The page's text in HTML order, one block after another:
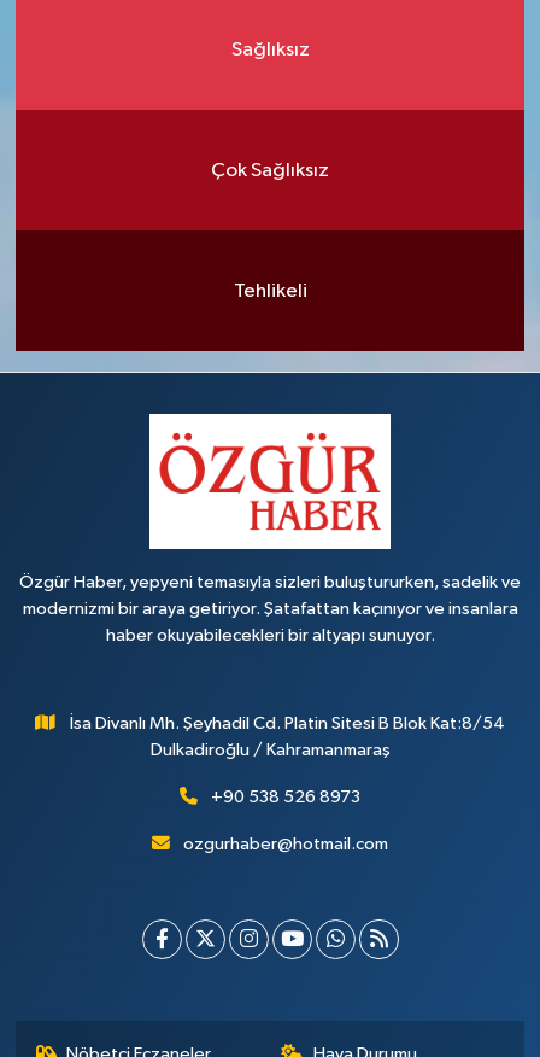
Sağlıksız
Çok Sağlıksız
Tehlikeli
Özgür Haber, yepyeni temasıyla sizleri buluştururken, sadelik ve
modernizmi bir araya getiriyor. Şatafattan kaçınıyor ve insanlara
haber okuyabilecekleri bir altyapı sunuyor.
İsa Divanlı Mh. Şeyhadil Cd. Platin Sitesi B Blok Kat:8/54
Dulkadiroğlu / Kahramanmaraş
+90 538 526 8973
ozgurhaber@hotmail.com